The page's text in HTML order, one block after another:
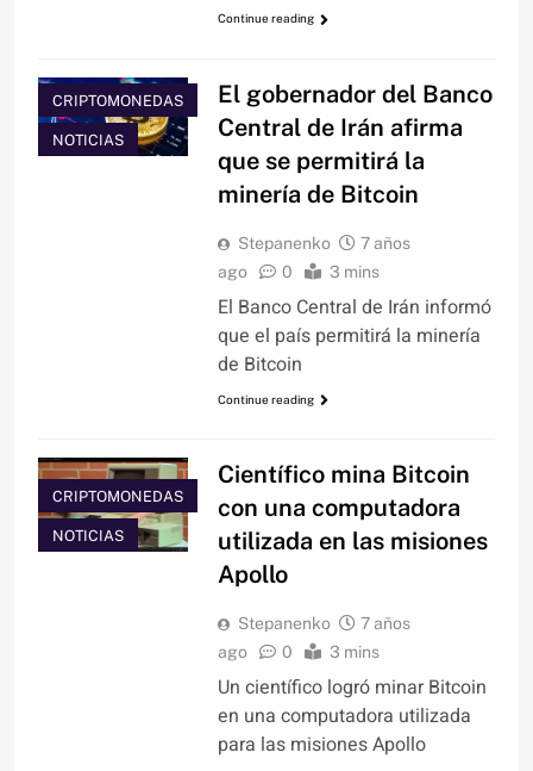
Continue reading
CRIPTOMONEDAS
NOTICIAS
El gobernador del Banco
Central de Irán afirma
que se permitirá la
minería de Bitcoin
Stepanenko
7 años
ago
0 3 mins
El Banco Central de Irán informó
que el país permitirá la minería
de Bitcoin
Continue reading
CRIPTOMONEDAS
NOTICIAS
Científico mina Bitcoin
con una computadora
utilizada en las misiones
Apollo
Stepanenko
7 años
ago
0 3 mins
Un científico logró minar Bitcoin
en una computadora utilizada
para las misiones Apollo